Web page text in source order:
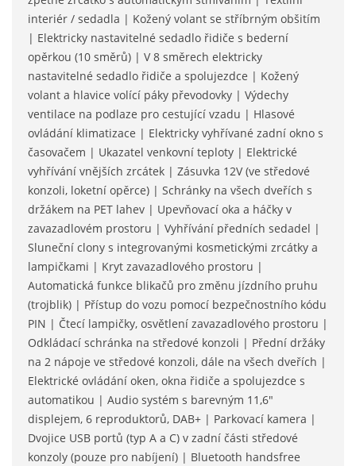
interiér / sedadla | Kožený volant se stříbrným obšitím
| Elektricky nastavitelné sedadlo řidiče s bederní
opěrkou (10 směrů) | V 8 směrech elektricky
nastavitelné sedadlo řidiče a spolujezdce | Kožený
volant a hlavice volící páky převodovky | Výdechy
ventilace na podlaze pro cestující vzadu | Hlasové
ovládání klimatizace | Elektricky vyhřívané zadní okno s
časovačem | Ukazatel venkovní teploty | Elektrické
vyhřívání vnějších zrcátek | Zásuvka 12V (ve středové
konzoli, loketní opěrce) | Schránky na všech dveřích s
držákem na PET lahev | Upevňovací oka a háčky v
zavazadlovém prostoru | Vyhřívání předních sedadel |
Sluneční clony s integrovanými kosmetickými zrcátky a
lampičkami | Kryt zavazadlového prostoru |
Automatická funkce blikačů pro změnu jízdního pruhu
(trojblik) | Přístup do vozu pomocí bezpečnostního kódu
PIN | Čtecí lampičky, osvětlení zavazadlového prostoru |
Odkládací schránka na středové konzoli | Přední držáky
na 2 nápoje ve středové konzoli, dále na všech dveřích |
Elektrické ovládání oken, okna řidiče a spolujezdce s
automatikou | Audio systém s barevným 11,6"
displejem, 6 reproduktorů, DAB+ | Parkovací kamera |
Dvojice USB portů (typ A a C) v zadní části středové
konzoly (pouze pro nabíjení) | Bluetooth handsfree